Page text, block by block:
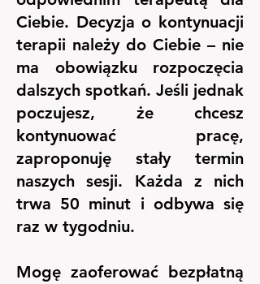
Ciebie. Decyzja o kontynuacji
terapii należy do Ciebie – nie
ma obowiązku rozpoczęcia
dalszych spotkań. Jeśli jednak
poczujesz, że chcesz
kontynuować pracę,
zaproponuję stały termin
naszych sesji. Każda z nich
trwa 50 minut i odbywa się
raz w tygodniu.
Mogę zaoferować bezpłatną